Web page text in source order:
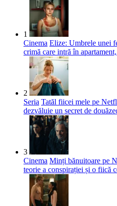
1
Cinema Elize: Umbrele unei
crimă care intră în
2
Seria Tatăl fiicei mele pe
dezvăluie un secret de
3
Cinema Minți bănuitoare pe
teorie a conspirației și o fiică